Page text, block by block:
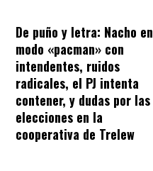
De puño y letra: Nacho en
modo «pacman» con
intendentes, ruidos
radicales, el PJ intenta
contener, y dudas por las
elecciones en la
cooperativa de Trelew